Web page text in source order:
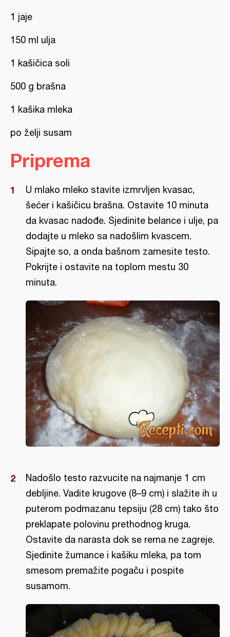
1 jaje
150 ml ulja
1 kašičica soli
500 g brašna
1 kašika mleka
po želji susam
Priprema
U mlako mleko stavite izmrvljen kvasac,
šećer i kašičicu brašna. Ostavite 10 minuta
da kvasac nadođe. Sjedinite belance i ulje, pa
dodajte u mleko sa nadošlim kvascem.
Sipajte so, a onda bašnom zamesite testo.
Pokrijte i ostavite na toplom mestu 30
minuta.
Nadošlo testo razvucite na najmanje 1 cm
debljine. Vadite krugove (8–9 cm) i slažite ih u
puterom podmazanu tepsiju (28 cm) tako što
preklapate polovinu prethodnog kruga.
Ostavite da narasta dok se rerna ne zagreje.
Sjedinite žumance i kašiku mleka, pa tom
smesom premažite pogaču i pospite
susamom.